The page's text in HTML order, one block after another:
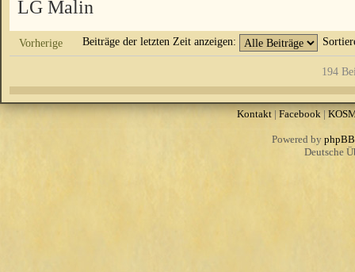
LG Malin
Vorherige Beiträge der letzten Zeit anzeigen:
194
Kontakt| Facebook|
Powered by phpBB
Deutsche